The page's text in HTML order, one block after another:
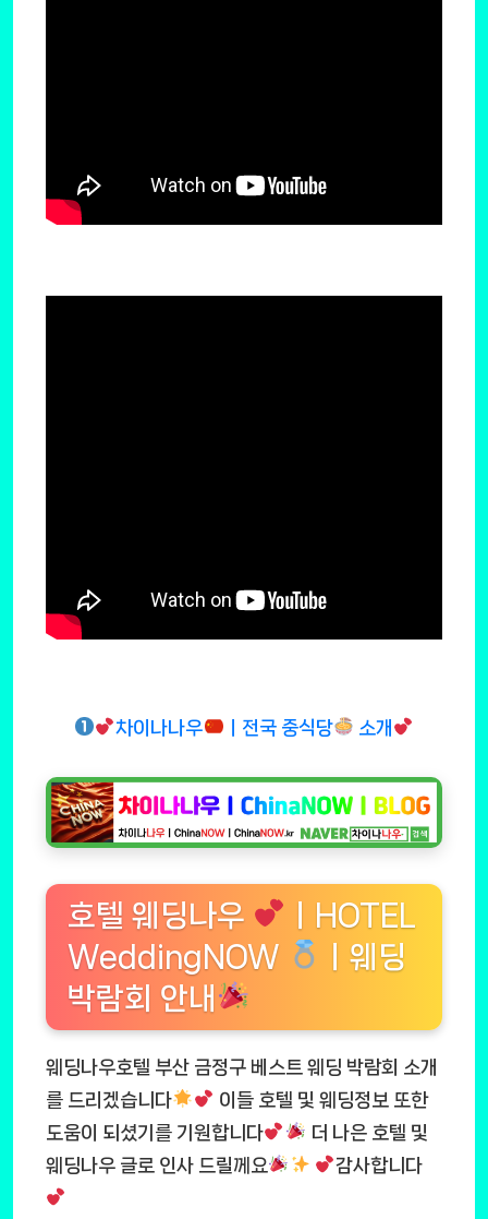
차이나나우 ㅣ전국 중식당 소개
호텔 웨딩나우
ㅣHOTEL
WeddingNOW
ㅣ웨딩
박람회 안내
웨딩나우호텔 부산 금정구 베스트 웨딩 박람회 소개
를 드리겠습니다
이들 호텔 및 웨딩정보 또한
도움이 되셨기를 기원합니다
더 나은 호텔 및
웨딩나우 글로 인사 드릴께요
감사합니다